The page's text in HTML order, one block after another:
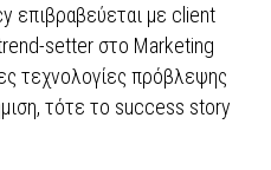
επιβραβεύεται με client
setter στο Marketing
τεχνολογίες πρόβλεψης
τότε το success story